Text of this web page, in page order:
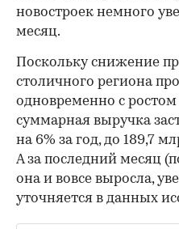
новостроек немного
месяц.
Поскольку снижение
столичного региона
одновременно с ростом
суммарная выручка
на 6% за год, до 189,7
А за последний месяц
она и вовсе выросла,
уточняется в данных